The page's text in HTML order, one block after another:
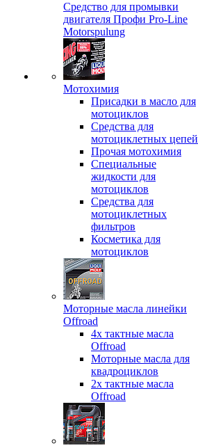
Средство для промывки
двигателя Профи Pro-Line
Motorspulung
Мотохимия
Присадки в масло для
мотоциклов
Средства для
мотоциклетных цепей
Прочая мотохимия
Специальные
жидкости для
мотоциклов
Средства для
мотоциклетных
фильтров
Косметика для
мотоциклов
Моторные масла линейки
Offroad
4х тактные масла
Offroad
Моторные масла для
квадроциклов
2х тактные масла
Offroad